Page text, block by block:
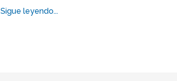
Sigue leyendo...